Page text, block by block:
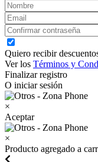
Quiero recibir
Ver los Términos y
Finalizar registro
O iniciar sesión
×
Aceptar
×
Producto agregado a